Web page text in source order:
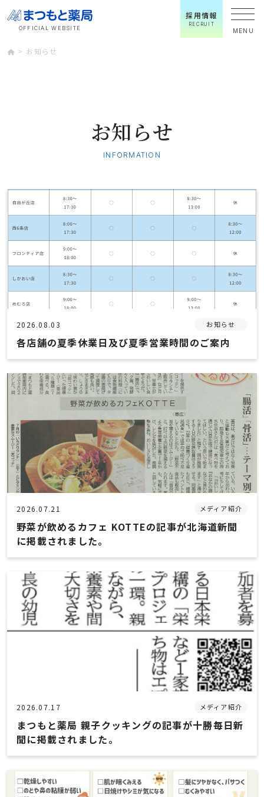
OFFICIAL WEBSITE
採用情報
RECRUIT
MENU
店舗一覧
本店
しかおい店
まつもと薬局のサービス
薬局のサービス
LINE処方箋受付
領収書QRコード
かかりつけ薬剤師
抗原検査キット在庫状況
管理栄養士の栄養相談
在宅訪問サービス
企業・地域向けサービス
特定保健指導
お役立ち情報
カリウムについて
お知らせ
お知らせ
INFORMATION
2026.08.03 お知らせ
各店舗の夏季休業日及び夏季営業時間のご案内
2026.07.21 メディア紹介
野菜が飲めるカフェ KOTTEの記事が北海道新聞
に掲載されました。
2026.07.17 メディア紹介
まつもと薬局 親子クッキングの記事が十勝毎日新
聞に掲載されました。